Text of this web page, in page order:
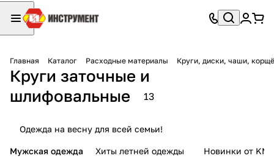
Главная Каталог Расходные материалы Круги, диски, чаши,
Круги заточные и
шлифовальные
13
Одежда на весну для всей семьи!
Мужская одежда Хиты летней одежды Новинки от KMI